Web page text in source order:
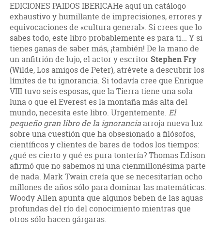
EDICIONES PAIDOS IBERICAHe aquí un catálogo
exhaustivo y humillante de imprecisiones, errores y
equivocaciones de «cultura general». Si crees que lo
sabes todo, este libro probablemente es para ti... Y si
tienes ganas de saber más, ¡también! De la mano de
un anfitrión de lujo, el actor y escritor Stephen Fry
(Wilde, Los amigos de Peter), atrévete a descubrir los
límites de tu ignorancia. Si todavía cree que Enrique
VIII tuvo seis esposas, que la Tierra tiene una sola
luna o que el Everest es la montaña más alta del
mundo, necesita este libro. Urgentemente. El
pequeño gran libro de la ignorancia arroja nueva luz
sobre una cuestión que ha obsesionado a filósofos,
científicos y clientes de bares de todos los tiempos:
¿qué es cierto y qué es pura tontería? Thomas Edison
afirmó que no sabemos ni una cienmillonésima parte
de nada. Mark Twain creía que se necesitarían ocho
millones de años sólo para dominar las matemáticas.
Woody Allen apunta que algunos beben de las aguas
profundas del río del conocimiento mientras que
otros sólo hacen gárgaras.